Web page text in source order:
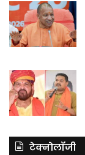
टेक्नोलॉजी